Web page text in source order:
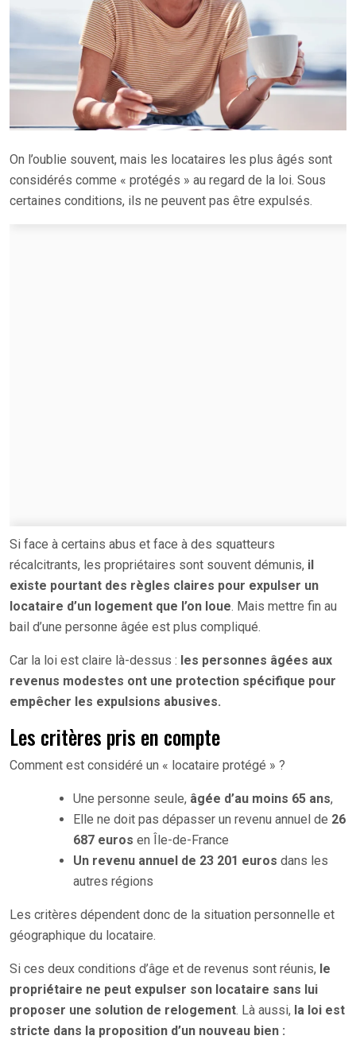
On l’oublie souvent, mais les locataires les plus âgés sont
considérés comme « protégés » au regard de la loi. Sous
certaines conditions, ils ne peuvent pas être expulsés.
Si face à certains abus et face à des squatteurs
récalcitrants, les propriétaires sont souvent démunis, il
existe pourtant des règles claires pour expulser un
locataire d’un logement que l’on loue. Mais mettre fin au
bail d’une personne âgée est plus compliqué.
Car la loi est claire là-dessus : les personnes âgées aux
revenus modestes ont une protection spécifique pour
empêcher les expulsions abusives.
Les critères pris en compte
Comment est considéré un « locataire protégé » ?
Une personne seule, âgée d’au moins 65 ans,
Elle ne doit pas dépasser un revenu annuel de 26
687 euros en Île-de-France
Un revenu annuel de 23 201 euros dans les
autres régions
Les critères dépendent donc de la situation personnelle et
géographique du locataire.
Si ces deux conditions d’âge et de revenus sont réunis, le
propriétaire ne peut expulser son locataire sans lui
proposer une solution de relogement. Là aussi, la loi est
stricte dans la proposition d’un nouveau bien :